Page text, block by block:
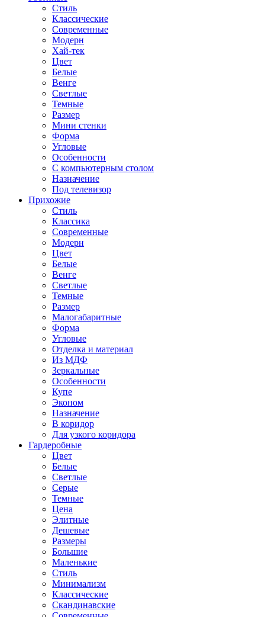
Стиль
Классические
Современные
Модерн
Хай-тек
Цвет
Белые
Венге
Светлые
Темные
Размер
Мини стенки
Форма
Угловые
Особенности
С компьютерным столом
Назначение
Под телевизор
Прихожие
Стиль
Классика
Современные
Модерн
Цвет
Белые
Венге
Светлые
Темные
Размер
Малогабаритные
Форма
Угловые
Отделка и материал
Из МДФ
Зеркальные
Особенности
Купе
Эконом
Назначение
В коридор
Для узкого коридора
Гардеробные
Цвет
Белые
Светлые
Серые
Темные
Цена
Элитные
Дешевые
Размеры
Большие
Маленькие
Стиль
Минимализм
Классические
Скандинавские